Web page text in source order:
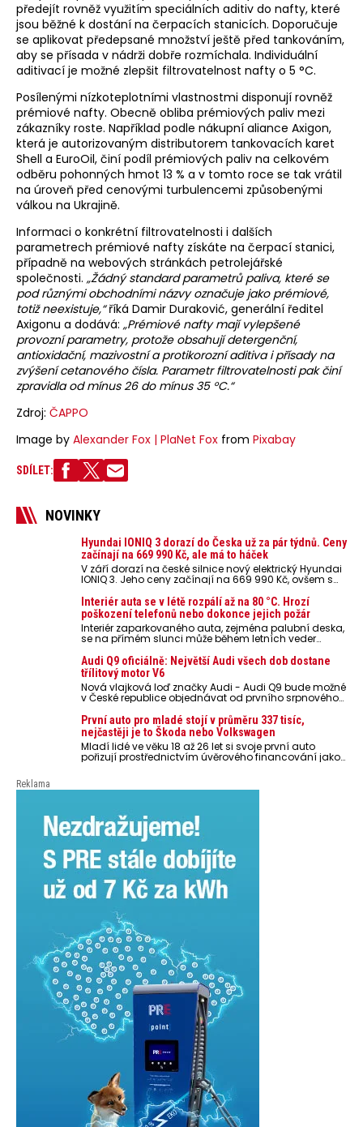
předejít rovněž využitím speciálních aditiv do nafty, které
jsou běžné k dostání na čerpacích stanicích. Doporučuje
se aplikovat předepsané množství ještě před tankováním,
aby se přísada v nádrži dobře rozmíchala. Individuální
aditivací je možné zlepšit filtrovatelnost nafty o 5 °C.
Posílenými nízkoteplotními vlastnostmi disponují rovněž
prémiové nafty. Obecně obliba prémiových paliv mezi
zákazníky roste. Například podle nákupní aliance Axigon,
která je autorizovaným distributorem tankovacích karet
Shell a EuroOil, činí podíl prémiových paliv na celkovém
odběru pohonných hmot 13 % a v tomto roce se tak vrátil
na úroveň před cenovými turbulencemi způsobenými
válkou na Ukrajině.
Informaci o konkrétní filtrovatelnosti i dalších
parametrech prémiové nafty získáte na čerpací stanici,
případně na webových stránkách petrolejářské
společnosti. „Žádný standard parametrů paliva, které se
pod různými obchodními názvy označuje jako prémiové,
totiž neexistuje,“říká Damir Duraković, generální ředitel
Axigonu a dodává: „Prémiové nafty mají vylepšené
provozní parametry, protože obsahují detergenční,
antioxidační, mazivostní a protikorozní aditiva i přísady na
zvýšení cetanového čísla. Parametr filtrovatelnosti pak činí
zpravidla od mínus 26 do mínus 35 °C.“
Zdroj: ČAPPO
Image by Alexander Fox | PlaNet Fox from Pixabay
SDÍLET:
NOVINKY
Hyundai IONIQ 3 dorazí do Česka už za pár týdnů. Ceny
začínají na 669 990 Kč, ale má to háček
V září dorazí na české silnice nový elektrický Hyundai
IONIQ 3. Jeho ceny začínají na 669 990 Kč, ovšem s
případně 529 579 Kč bez DPH pro firemní zákazníky a
podnikatele. Ceníková cena zatím není známa.
Interiér auta se v létě rozpálí až na 80 °C. Hrozí
poškození telefonů nebo dokonce jejich požár
Interiér zaparkovaného auta, zejména palubní deska,
se na přímém slunci může během letních veder
nebezpečí pro odložené mobilní telefony, powerbanky
nebo notebooky. Můžou urychlit stárnutí baterií,
poškodit elektroniku a ve výjimečných případech i
zvýšit riziko požáru.
Audi Q9 oficiálně: Největší Audi všech dob dostane
třílitový motor V6
Nová vlajková loď značky Audi - Audi Q9 bude možné
v České republice objednávat od prvního srpnového
První auto pro mladé stojí v průměru 337 tisíc,
nejčastěji je to Škoda nebo Volkswagen
Mladí lidé ve věku 18 až 26 let si svoje první auto
pořizují prostřednictvím úvěrového financování jako
tisíc korun a průměrná financovaná částka
Reklama